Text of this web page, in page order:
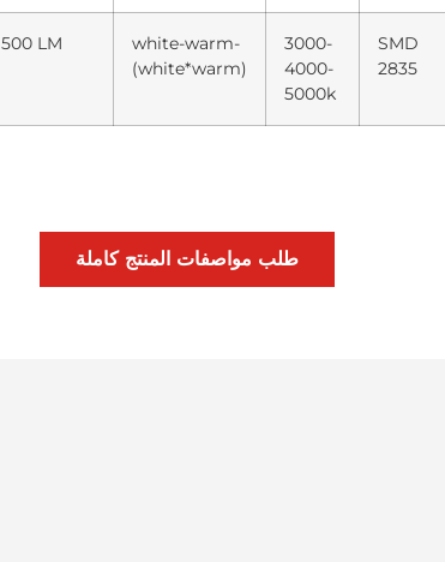
500 LM
white-warm-
(white*warm)
3000-
4000-
5000k
SMD
2835
طلب مواصفات المنتج كاملة